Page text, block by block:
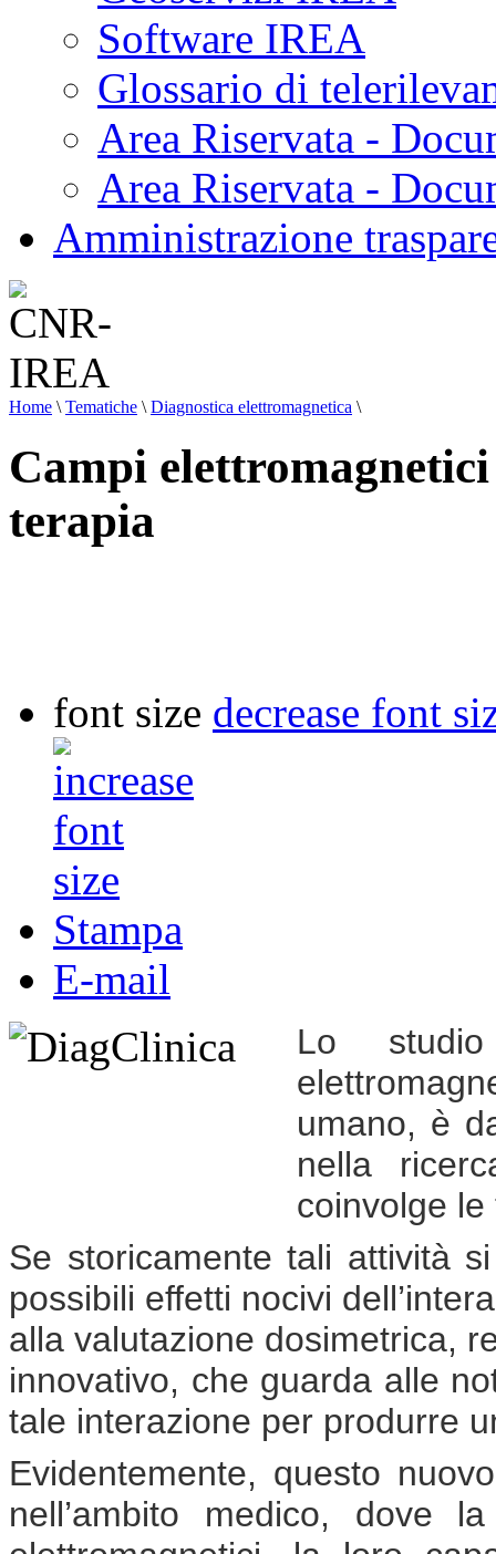
Software IREA
Glossario di
Area Riservata -
Area Riservata -
Amministrazione
Home \ Tematiche \ Diagnostica elettromagnetica \
Campi
terapia
font size decrease font
Stampa
E-mail
Lo
umano, è
nella
coinvolge le
Se storicamente tali attività
possibili effetti nocivi
alla valutazione dosimetrica,
innovativo, che guarda alle
tale interazione per produrre
Evidentemente, questo
nell’ambito medico, dove